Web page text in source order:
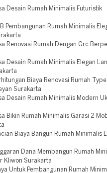
Desain Rumah Minimalis Futuristik
Pembangunan Rumah Minimalis
Renovasi Rumah Dengan Grc
Desain Rumah Minimalis Elegan
Biaya Renovasi Rumah
Surakarta
Desain Rumah Minimalis Modern
Bikin Rumah Minimalis Garasi 2
Biaya Bangun Rumah Minimalis
Dana Membangun Rumah
Kliwon Surakarta
Untuk Pembangunan Rumah